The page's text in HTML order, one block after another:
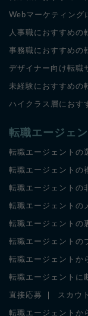
Webマーケティング
人事職におすすめの
事務職におすすめの
デザイナー向け転職
未経験におすすめの
ハイクラス層におす
転職エージェ
転職エージェントの
転職エージェントの
転職エージェントの
転職エージェントの
転職エージェントの
転職エージェントの
転職エージェントか
転職エージェントに
直接応募 スカウ
転職エージェントか